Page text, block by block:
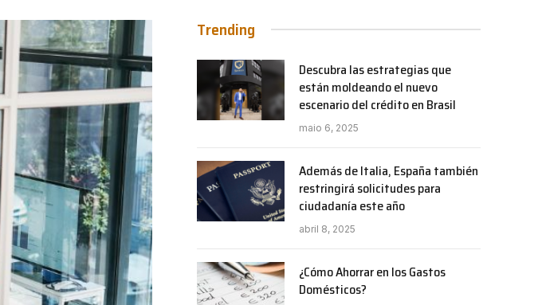
Trending
Descubra las estrategias que
están moldeando el nuevo
escenario del crédito en Brasil
maio 6, 2025
Además de Italia, España también
restringirá solicitudes para
ciudadanía este año
abril 8, 2025
¿Cómo Ahorrar en los Gastos
Domésticos?